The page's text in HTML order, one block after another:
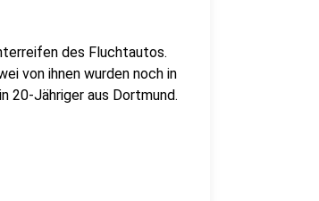
des Fluchtautos.
von ihnen wurden noch in
20-Jähriger aus Dortmund.